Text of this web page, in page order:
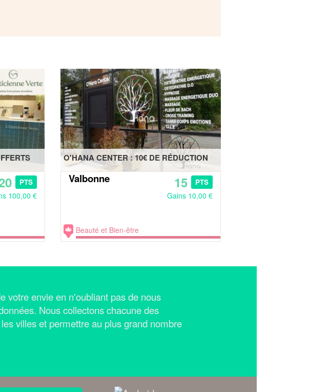
PTS
100,00 €
O'HANA CENTER : 10€ DE RÉDUCTION
Valbonne 15 PTS
Gains 10,00 €
Beauté et Bien-être
votre envie en n'oubliant pas de nous
Nous collectons chacune des
villes et permettre au plus grand nombre